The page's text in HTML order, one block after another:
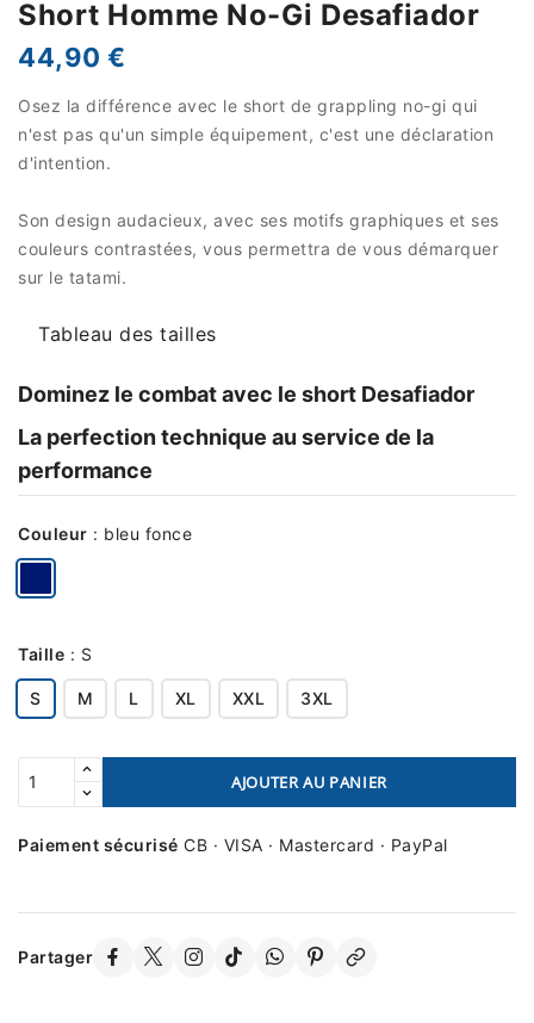
Short Homme No-Gi Desafiador
44,90 €
Osez la différence avec le short de grappling no-gi qui
n'est pas qu'un simple équipement, c'est une déclaration
d'intention.
Son design audacieux, avec ses motifs graphiques et ses
couleurs contrastées, vous permettra de vous démarquer
sur le tatami.
Tableau des tailles
Dominez le combat avec le short Desafiador
La perfection technique au service de la
performance
Couleur : bleu fonce
Taille : S
S M L XL XXL 3XL
AJOUTER AU PANIER
Paiement sécurisé CB · VISA · Mastercard · PayPal
Partager